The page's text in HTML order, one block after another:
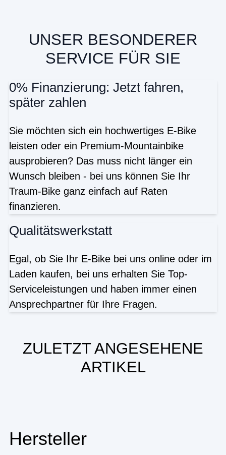
UNSER BESONDERER
SERVICE FÜR SIE
0% Finanzierung: Jetzt fahren,
später zahlen
Sie möchten sich ein hochwertiges E-Bike
leisten oder ein Premium-Mountainbike
ausprobieren? Das muss nicht länger ein
Wunsch bleiben - bei uns können Sie Ihr
Traum-Bike ganz einfach auf Raten
finanzieren.
Qualitätswerkstatt
Egal, ob Sie Ihr E-Bike bei uns online oder im
Laden kaufen, bei uns erhalten Sie Top-
Serviceleistungen und haben immer einen
Ansprechpartner für Ihre Fragen.
ZULETZT ANGESEHENE
ARTIKEL
Hersteller